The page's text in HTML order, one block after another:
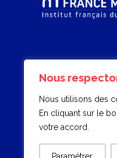
Nous
Nous utilisons des
En cliquant sur le
votre accord.